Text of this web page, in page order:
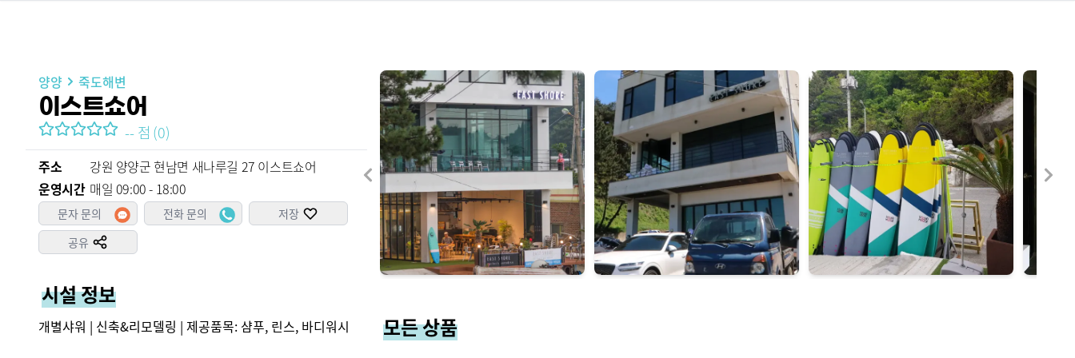
양양 죽도해변
이스트쇼어
--점 (0)
주소
강원 양양군 현남면 새나루길 27 이스트쇼어
운영시간 매일 09:00 - 18:00
문자 문의 전화 문의
저장
공유
시설 정보
개별샤워 | 신축&리모델링 | 제공품목: 샴푸, 린스, 바디워시
모든 상품